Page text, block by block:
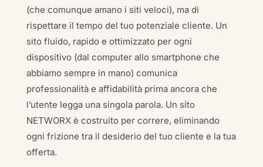
(che comunque amano i siti veloci), ma di
rispettare il tempo del tuo potenziale cliente. Un
sito fluido, rapido e ottimizzato per ogni
dispositivo (dal computer allo smartphone che
abbiamo sempre in mano) comunica
professionalità e affidabilità prima ancora che
l’utente legga una singola parola. Un sito
NETWORX è costruito per correre, eliminando
ogni frizione tra il desiderio del tuo cliente e la tua
offerta.